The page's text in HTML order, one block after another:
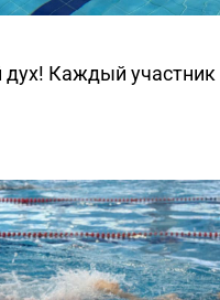
Каждый участник